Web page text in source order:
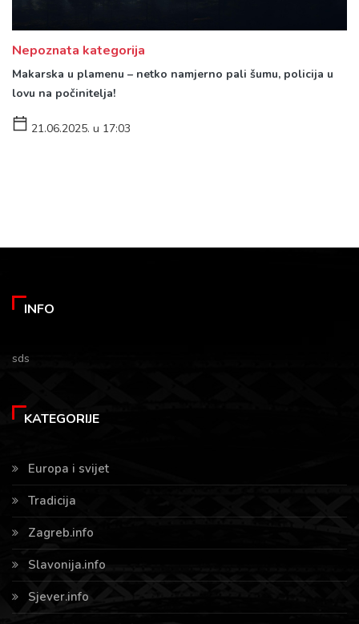
Nepoznata kategorija
Makarska u plamenu – netko namjerno pali šumu, policija u
lovu na počinitelja!
21.06.2025. u 17:03
INFO
sds
KATEGORIJE
Europa i svijet
Tradicija
Zagreb.info
Slavonija.info
Sjever.info